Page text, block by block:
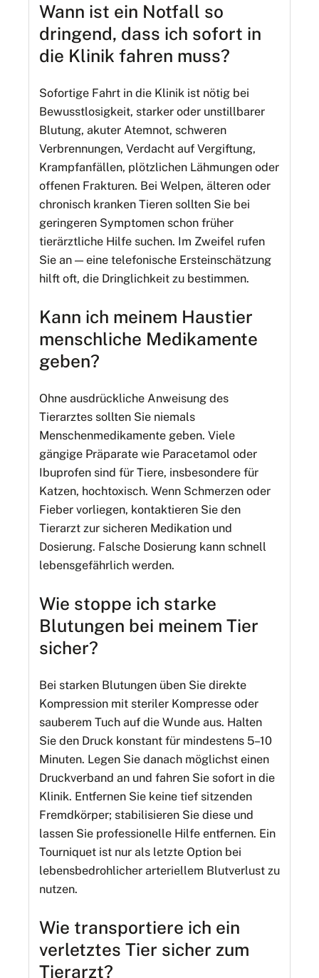
Wann ist ein Notfall so
dringend, dass ich sofort in
die Klinik fahren muss?
Sofortige Fahrt in die Klinik ist nötig bei
Bewusstlosigkeit, starker oder unstillbarer
Blutung, akuter Atemnot, schweren
Verbrennungen, Verdacht auf Vergiftung,
Krampfanfällen, plötzlichen Lähmungen oder
offenen Frakturen. Bei Welpen, älteren oder
chronisch kranken Tieren sollten Sie bei
geringeren Symptomen schon früher
tierärztliche Hilfe suchen. Im Zweifel rufen
Sie an — eine telefonische Ersteinschätzung
hilft oft, die Dringlichkeit zu bestimmen.
Kann ich meinem Haustier
menschliche Medikamente
geben?
Ohne ausdrückliche Anweisung des
Tierarztes sollten Sie niemals
Menschenmedikamente geben. Viele
gängige Präparate wie Paracetamol oder
Ibuprofen sind für Tiere, insbesondere für
Katzen, hochtoxisch. Wenn Schmerzen oder
Fieber vorliegen, kontaktieren Sie den
Tierarzt zur sicheren Medikation und
Dosierung. Falsche Dosierung kann schnell
lebensgefährlich werden.
Wie stoppe ich starke
Blutungen bei meinem Tier
sicher?
Bei starken Blutungen üben Sie direkte
Kompression mit steriler Kompresse oder
sauberem Tuch auf die Wunde aus. Halten
Sie den Druck konstant für mindestens 5–10
Minuten. Legen Sie danach möglichst einen
Druckverband an und fahren Sie sofort in die
Klinik. Entfernen Sie keine tief sitzenden
Fremdkörper; stabilisieren Sie diese und
lassen Sie professionelle Hilfe entfernen. Ein
Tourniquet ist nur als letzte Option bei
lebensbedrohlicher arteriellem Blutverlust zu
nutzen.
Wie transportiere ich ein
verletztes Tier sicher zum
Tierarzt?